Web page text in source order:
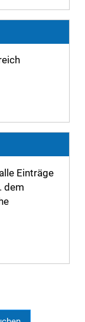
Einträge
dem